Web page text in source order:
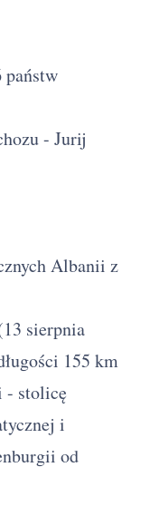
- Jurij
Albanii z
sierpnia
155 km
- stolicę
i
od